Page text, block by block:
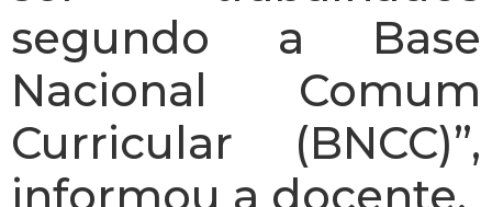
segundo a Base
Nacional Comum
Curricular (BNCC)”,
informou a docente.